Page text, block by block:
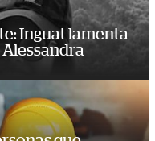
Inguat lamenta